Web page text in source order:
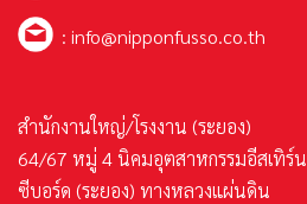
: info@nipponfusso.co.th
สำนักงานใหญ่/โรงงาน (ระยอง)
64/67 หมู่ 4 นิคมอุตสาหกรรมอีสเทิร์น
ซีบอร์ด (ระยอง) ทางหลวงแผ่นดิน